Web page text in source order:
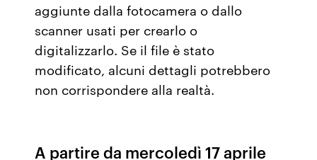
aggiunte dalla fotocamera o dallo
scanner usati per crearlo o
digitalizzarlo. Se il file è stato
modificato, alcuni dettagli potrebbero
non corrispondere alla realtà.
A partire da mercoledì 17 aprile